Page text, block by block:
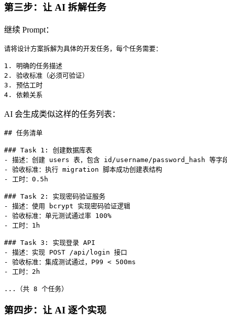
第三步：让 AI 拆解任务
继续 Prompt：
请将设计方案拆解为具体的开发任务，每个任务需要：
1. 明确的任务描述
2. 验收标准（必须可验证）
3. 预估工时
4. 依赖关系
AI 会生成类似这样的任务列表：
## 任务清单
### Task 1: 创建数据库表
- 描述：创建 users 表，包含 id/username/password_hash 等字
- 验收标准：执行 migration 脚本成功创建表结构
- 工时：0.5h
### Task 2: 实现密码验证服务
- 描述：使用 bcrypt 实现密码验证逻辑
- 验收标准：单元测试通过率 100%
- 工时：1h
### Task 3: 实现登录 API
- 描述：实现 POST /api/login 接口
- 验收标准：集成测试通过，P99 < 500ms
- 工时：2h
...（共 8 个任务）
第四步：让 AI 逐个实现